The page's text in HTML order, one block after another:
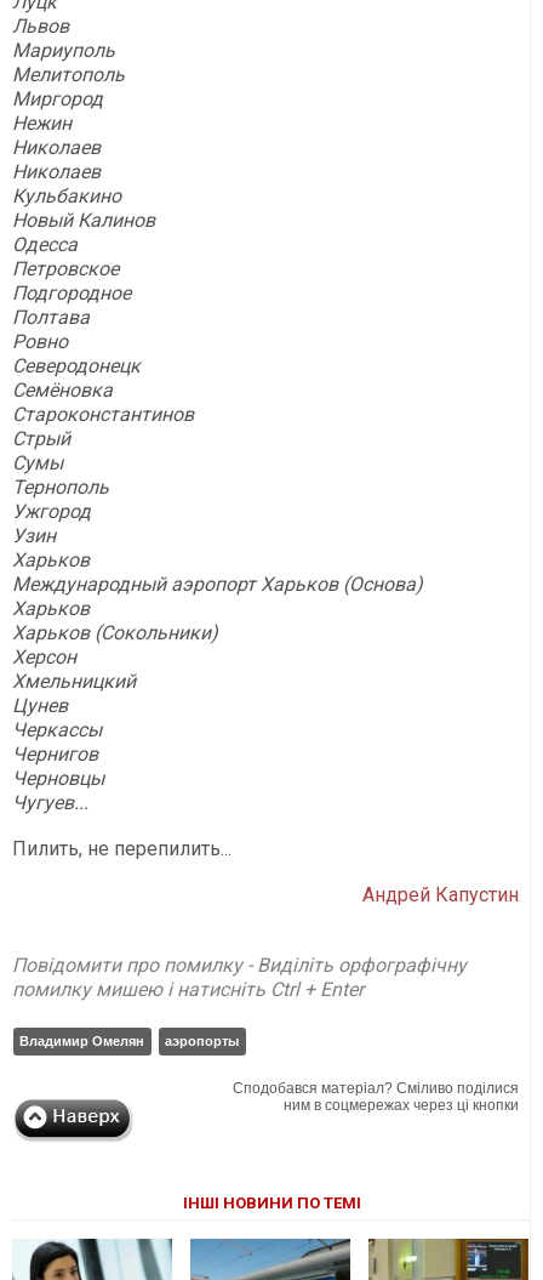
Львов
Мариуполь
Мелитополь
Миргород
Нежин
Николаев
Николаев
Кульбакино
Новый Калинов
Одесса
Петровское
Подгородное
Полтава
Ровно
Северодонецк
Семёновка
Староконстантинов
Стрый
Сумы
Тернополь
Ужгород
Узин
Харьков
Международный аэропорт Харьков (Основа)
Харьков
Харьков (Сокольники)
Херсон
Хмельницкий
Цунев
Черкассы
Чернигов
Черновцы
Чугуев...
Пилить, не перепилить...
Андрей Капустин
Повідомити про помилку - Виділіть орфографічну
помилку мишею і натисніть Ctrl + Enter
Владимир Омелян аэропорты
Сподобався матеріал? Сміливо поділися
ним в соцмережах через ці кнопки
ІНШІ НОВИНИ ПО ТЕМІ